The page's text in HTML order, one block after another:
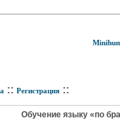
:: Регистрация ::
Обучение языку «по